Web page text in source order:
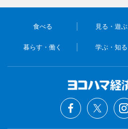
食べる 見る・遊ぶ
暮らす・働く 学ぶ・知る